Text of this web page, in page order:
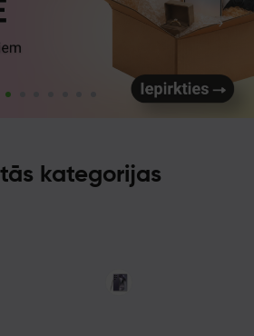
kategorijas